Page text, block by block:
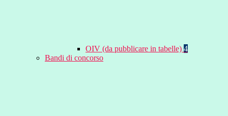
OIV (da pubblicare in tabelle) 4
Bandi di concorso